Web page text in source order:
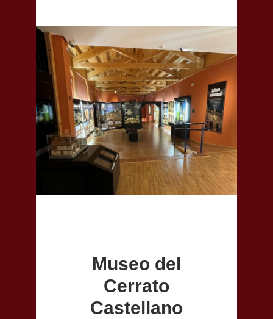
Museo del
Cerrato
Castellano